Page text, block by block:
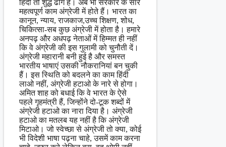
हिंदी तो शुद्ध ढोंग है। अब भी सरकार के सारे
महत्वपूर्ण काम अंग्रेजी में होते हैं। भारत का
कानून, न्याय, राजकाज,उच्च शिक्षण, शोध,
चिकित्सा-सब कुछ अंग्रेजी में होता है। हमारे
अनपढ़ और अधपढ़ नेताओं में हिम्मत ही नहीं
कि वे अंग्रेजी की इस गुलामी को चुनौती दें।
अंग्रेजी महारानी बनी हुई है और समस्त
भारतीय भाषाएं उसकी नौकरानियां बन चुकी
हैं। इस स्थिति को बदलने का काम हिंदी
लाओ नहीं, अंग्रेजी हटाओ के नारे से होगा।
अमित शाह को बधाई कि वे भारत के ऐसे
पहले गृहमंत्री हैं, जिन्होंने दो-टूक शब्दों में
अंग्रेजी हटाओ का नारा दिया है। अंग्रेजी
हटाओ का मतलब यह नहीं है कि अंग्रेजी
मिटाओ। जो स्वेच्छा से अंग्रेजी तो क्या, कोई
भी विदेशी भाषा पढ़ना चाहे, उसमें काम करना